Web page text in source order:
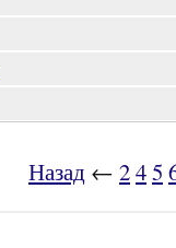
Назад ← 245